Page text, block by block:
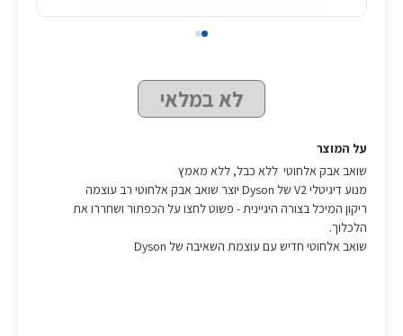
לא במלאי
על המוצר
שואב אבק אלחוטי ללא כבל, ללא מאמץ
מנוע דיגיטלי V2 של Dyson יוצר שואב אבק אלחוטי רב עוצמה
ריקון המיכל בצורה היגיינית - פשוט לחצו על הכפתור ושחררו את
הלכלוך.
שואב אלחוטי חדיש עם עוצמת השאיבה של Dyson